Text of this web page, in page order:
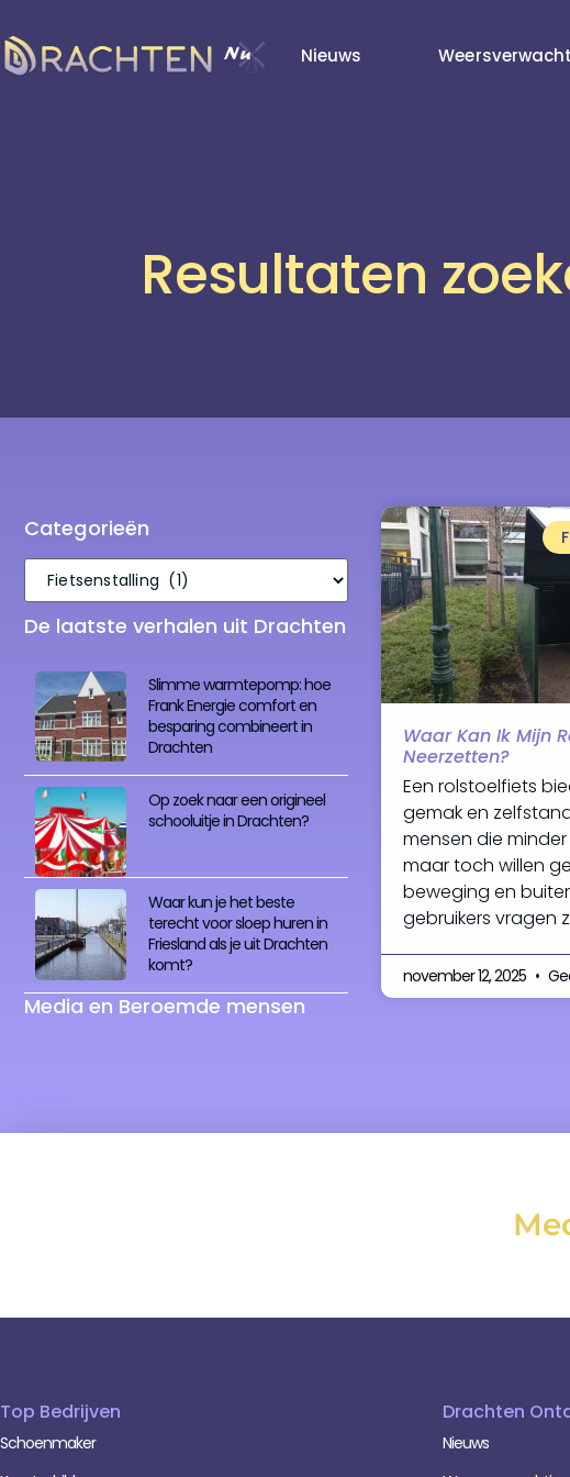
Nieuws
Resultaten
Categorieën
De laatste verhalen uit Drachten
Slimme warmtepomp: hoe
Frank Energie comfort en
besparing combineert in
Drachten
Op zoek naar een origineel
schooluitje in Drachten?
Waar kun je het beste
terecht voor sloep huren in
Friesland als je uit Drachten
komt?
Media en Beroemde mensen
Waar Kan Ik Mijn
Neerzetten?
Een rolstoelfiets
gemak en
mensen die
maar toch willen
beweging en
gebruikers vragen
november 12, 2025
Top Bedrijven
Schoenmaker
Drachten
Nieuws